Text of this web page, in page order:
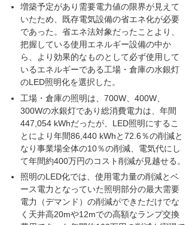
増築予定があり需要電力値の限界が見えて
いたため、既存電気設備の省エネ化が必要
であった。省エネ法対象だったことより、
把握している使用エネルギー設備の中か
ら、より効果的なものとして必ず使用して
いるエネルギーである工場・倉庫の水銀灯
のLED照明化を選択した。
工場・倉庫の照明は、700W、400W、
300Wの水銀灯であり総消費電力は、年間
447,054 kWhだったが、LED照明にするこ
とにより年間86,440 kWhと72.6％の削減と
なり事業場全体の10％の削減、電気代にし
て年間約400万円のコスト削減が見越せる。
照明のLED化では、使用電力量の削減とベ
ース電力となっていた照明部分の最大需要
電力（デマンド）の削減ができただけでな
く天井高20mや12mでの高額なランプ交換